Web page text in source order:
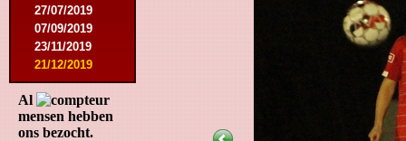
27/07/2019
07/09/2019
23/11/2019
21/12/2019
Al
mensen hebben
ons bezocht.